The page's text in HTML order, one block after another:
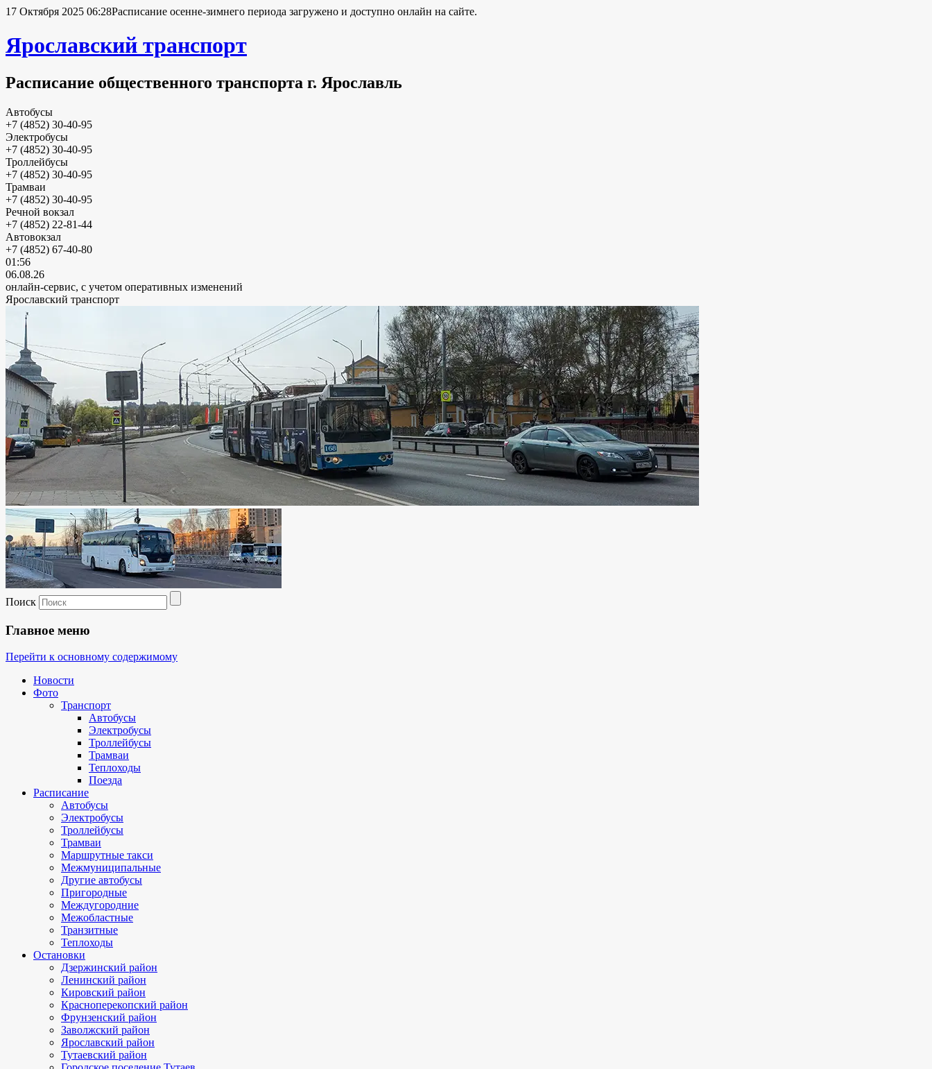
17 Октября 2025 06:28Расписание осенне-зимнего периода загружено и доступно онлайн на сайте.
Ярославский транспорт
Расписание общественного транспорта г. Ярославль
Автобусы
+7 (4852) 30-40-95
Электробусы
+7 (4852) 30-40-95
Троллейбусы
+7 (4852) 30-40-95
Трамваи
+7 (4852) 30-40-95
Речной вокзал
+7 (4852) 22-81-44
Автовокзал
+7 (4852) 67-40-80
01:56
06.08.26
онлайн-сервис, с учетом оперативных изменений
Ярославский транспорт
Поиск
Главное меню
Перейти к основному содержимому
Новости
Фото
Транспорт
Автобусы
Электробусы
Троллейбусы
Трамваи
Теплоходы
Поезда
Расписание
Автобусы
Электробусы
Троллейбусы
Трамваи
Маршрутные такси
Межмуниципальные
Другие автобусы
Пригородные
Междугородние
Межобластные
Транзитные
Теплоходы
Остановки
Дзержинский район
Ленинский район
Кировский район
Красноперекопский район
Фрунзенский район
Заволжский район
Ярославский район
Тутаевский район